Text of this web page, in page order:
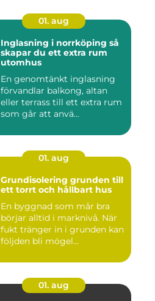
01. aug
Inglasning i norrköping så
skapar du ett extra rum
utomhus
En genomtänkt inglasning
förvandlar balkong, altan
eller terrass till ett extra rum
som går att anvä...
01. aug
Grundisolering grunden till
ett torrt och hållbart hus
En byggnad som mår bra
börjar alltid i marknivå. När
fukt tränger in i grunden kan
följden bli mögel...
01. aug